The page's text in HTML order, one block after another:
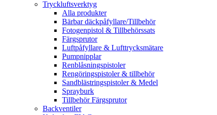
Tryckluftsverktyg
Alla produkter
Bärbar däckpåfyllare/Tillbehör
Fotogenpistol & Tillbehörssats
Färgsprutor
Luftpåfyllare & Lufttrycksmätare
Pumpnipplar
Renblåsningspistoler
Rengöringspistoler & tillbehör
Sandblästringspistoler & Medel
Sprayburk
Tillbehör Färgsprutor
Backventiler